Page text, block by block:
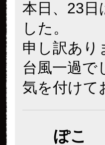
シンちゃん
いなぁ♥
ウジさま写
2017年